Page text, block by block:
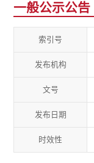
一般公示公告
索引号
发布机构
文号
发布日期
时效性